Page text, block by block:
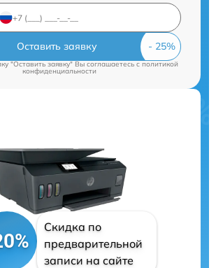
Оставить заявку
"Оставить заявку" Вы соглашаетесь cполитикой
конфиденциальности
Скидка по
предварительной
записи на сайте